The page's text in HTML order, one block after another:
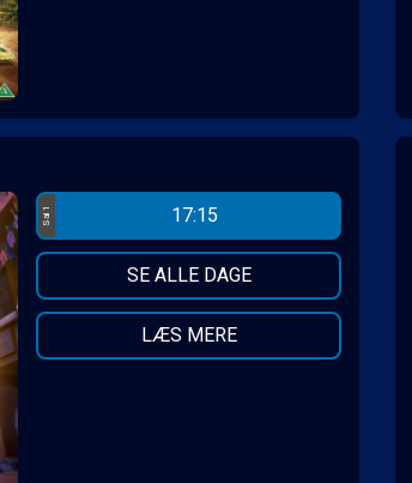
Sal 1 17:15
SE ALLE DAGE
LÆS MERE